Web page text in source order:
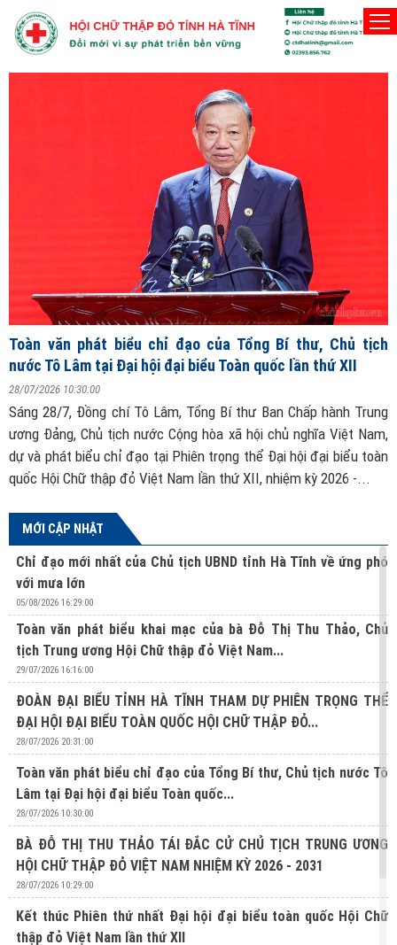
Thứ Sáu, 7/8/2026
Toàn văn phát biểu chỉ đạo của Tổng Bí thư, Chủ tịch
nước Tô Lâm tại Đại hội đại biểu Toàn quốc lần thứ XII
28/07/2026 10:30:00
Sáng 28/7, Đồng chí Tô Lâm, Tổng Bí thư Ban Chấp hành Trung
ương Đảng, Chủ tịch nước Cộng hòa xã hội chủ nghĩa Việt Nam,
dự và phát biểu chỉ đạo tại Phiên trọng thể Đại hội đại biểu toàn
quốc Hội Chữ thập đỏ Việt Nam lần thứ XII, nhiệm kỳ 2026 -...
MỚI CẬP NHẬT
Chỉ đạo mới nhất của Chủ tịch UBND tỉnh Hà Tĩnh về ứng phó
với mưa lớn
05/08/2026 16:29:00
Toàn văn phát biểu khai mạc của bà Đỗ Thị Thu Thảo, Chủ
tịch Trung ương Hội Chữ thập đỏ Việt Nam...
29/07/2026 16:16:00
ĐOÀN ĐẠI BIỂU TỈNH HÀ TĨNH THAM DỰ PHIÊN TRỌNG THỂ
ĐẠI HỘI ĐẠI BIỂU TOÀN QUỐC HỘI CHỮ THẬP ĐỎ...
28/07/2026 20:31:00
Toàn văn phát biểu chỉ đạo của Tổng Bí thư, Chủ tịch nước Tô
Lâm tại Đại hội đại biểu Toàn quốc...
28/07/2026 10:30:00
BÀ ĐỖ THỊ THU THẢO TÁI ĐẮC CỬ CHỦ TỊCH TRUNG ƯƠNG
HỘI CHỮ THẬP ĐỎ VIỆT NAM NHIỆM KỲ 2026 - 2031
28/07/2026 10:29:00
Kết thúc Phiên thứ nhất Đại hội đại biểu toàn quốc Hội Chữ
thập đỏ Việt Nam lần thứ XII